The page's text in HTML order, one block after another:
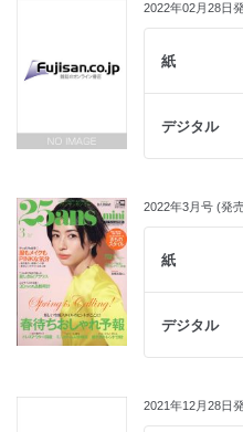
2022年02月28日
紙
デジタル
2022年3月号 (発
紙
デジタル
2021年12月28日